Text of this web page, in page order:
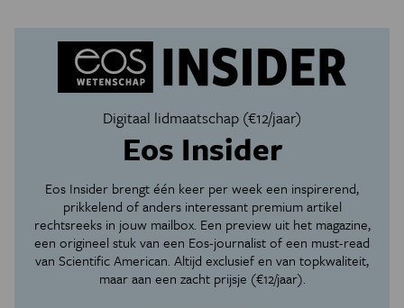
Digitaal lidmaatschap (€12/jaar)
Eos Insider
Eos Insider brengt één keer per week een inspirerend,
prikkelend of anders interessant premium artikel
rechtsreeks in jouw mailbox. Een preview uit het magazine,
een origineel stuk van een Eos-journalist of een must-read
van Scientific American. Altijd exclusief en van topkwaliteit,
maar aan een zacht prijsje (€12/jaar).